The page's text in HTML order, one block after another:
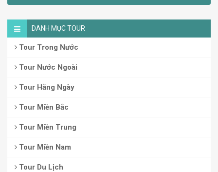
DANH MỤC TOUR
Tour Trong Nước
Tour Nước Ngoài
Tour Hằng Ngày
Tour Miền Bắc
Tour Miền Trung
Tour Miền Nam
Tour Du Lịch